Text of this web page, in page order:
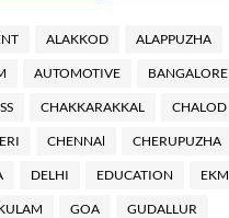
ALAKKOD ALAPPUZHA
AUTOMOTIVE BANGALORE
CHAKKARAKKAL CHALOD
CHENNAl CHERUPUZHA
DELHI EDUCATION EKM
GOA GUDALLUR